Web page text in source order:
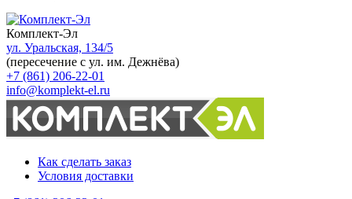
Комплект-Эл
ул. Уральская, 134/5
(пересечение с ул. им. Дежнёва)
+7 (861) 206-22-01
info@komplekt-el.ru
Как сделать заказ
Условия доставки